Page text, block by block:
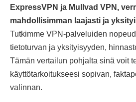
ExpressVPN ja Mullvad VPN,
mahdollisimman laajasti ja
Tutkimme VPN-palveluiden
tietoturvan ja yksityisyyden,
Tämän vertailun pohjalta sinä voit
käyttötarkoitukseesi sopivan,
valinnan.